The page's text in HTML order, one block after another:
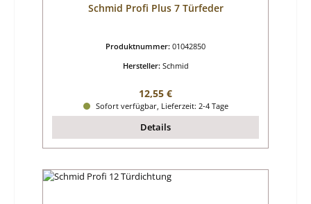
Schmid Profi Plus 7 Türfeder
Produktnummer: 01042850
Hersteller: Schmid
Regulärer Preis:
12,55 €
Sofort verfügbar, Lieferzeit: 2-4 Tage
Details